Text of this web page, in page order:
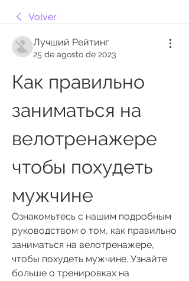
Volver
Лучший Рейтинг
25 de agosto de 2023
Как правильно
заниматься на
велотренажере
чтобы похудеть
мужчине
Ознакомьтесь с нашим подробным
руководством о том, как правильно
заниматься на велотренажере,
чтобы похудеть мужчине. Узнайте
больше о тренировках на